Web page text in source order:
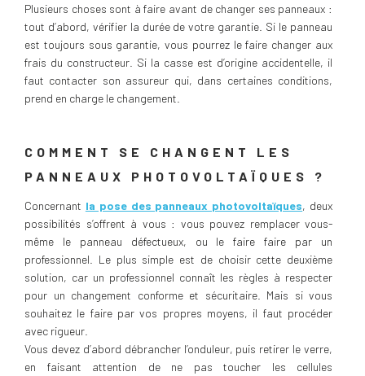
Plusieurs choses sont à faire avant de changer ses panneaux :
tout d’abord, vérifier la durée de votre garantie. Si le panneau
est toujours sous garantie, vous pourrez le faire changer aux
frais du constructeur. Si la casse est d’origine accidentelle, il
faut contacter son assureur qui, dans certaines conditions,
prend en charge le changement.
COMMENT SE CHANGENT LES
PANNEAUX PHOTOVOLTAÏQUES ?
Concernant la pose des panneaux photovoltaïques, deux
possibilités s’offrent à vous : vous pouvez remplacer vous-
même le panneau défectueux, ou le faire faire par un
professionnel. Le plus simple est de choisir cette deuxième
solution, car un professionnel connaît les règles à respecter
pour un changement conforme et sécuritaire. Mais si vous
souhaitez le faire par vos propres moyens, il faut procéder
avec rigueur.
Vous devez d’abord débrancher l’onduleur, puis retirer le verre,
en faisant attention de ne pas toucher les cellules